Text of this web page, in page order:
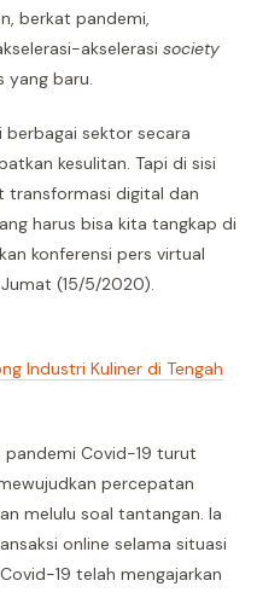
berkat pandemi,
akselerasi society
yang baru.
sektor secara
kesulitan. Tapi di sisi
transformasi digital dan
harus bisa kita tangkap di
konferensi pers virtual
(15/5/2020).
Industri Kuliner di Tengah
pandemi Covid-19 turut
percepatan
melulu soal tantangan. Ia
online selama situasi
19 telah mengajarkan